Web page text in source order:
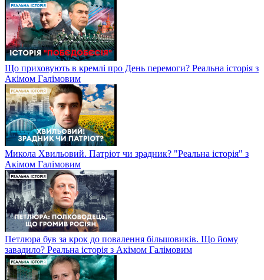
Що приховують в кремлі про День перемоги? Реальна історія з
Акімом Галімовим
Микола Хвильовий. Патріот чи зрадник? "Реальна історія" з
Акімом Галімовим
Петлюра був за крок до повалення більшовиків. Що йому
завадило? Реальна історія з Акімом Галімовим